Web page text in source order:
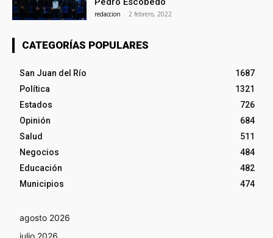
redaccion - 2 febrero, 2022
CATEGORÍAS POPULARES
San Juan del Río
1687
Política
1321
Estados
726
Opinión
684
Salud
511
Negocios
484
Educación
482
Municipios
474
agosto 2026
julio 2026